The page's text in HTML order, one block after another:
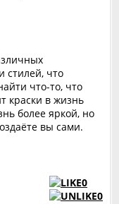
стилей, что
что-то, что
краски в жизнь
более яркой, но
вы сами.
0
0